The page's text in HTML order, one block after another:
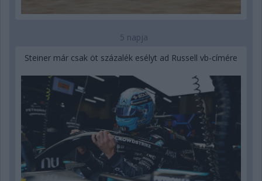
5 napja
Steiner már csak öt százalék esélyt ad Russell vb-címére